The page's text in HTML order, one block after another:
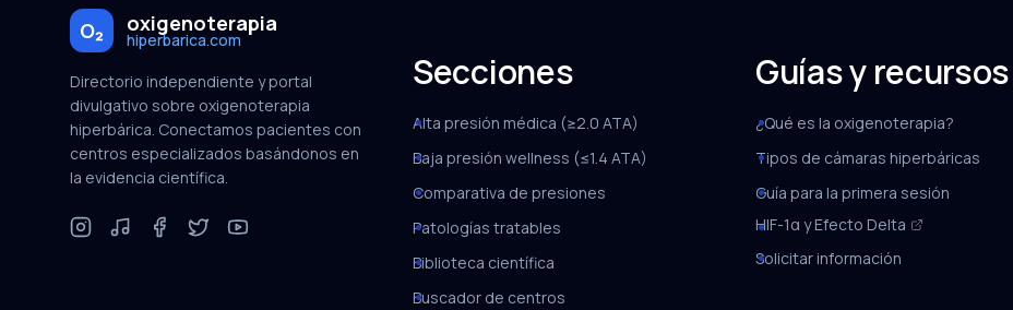
O₂ oxigenoterapia
hiperbarica.com
Directorio independiente y portal
divulgativo sobre oxigenoterapia
hiperbárica. Conectamos pacientes con
centros especializados basándonos en
la evidencia científica.
Secciones
Alta presión médica (≥2.0 ATA)
Baja presión wellness (≤1.4 ATA)
Comparativa de presiones
Patologías tratables
Biblioteca científica
Buscador de centros
Guías y recursos
¿Qué es la oxigenoterapia?
Tipos de cámaras hiperbáricas
Guía para la primera sesión
HIF-1α y Efecto Delta
Solicitar información